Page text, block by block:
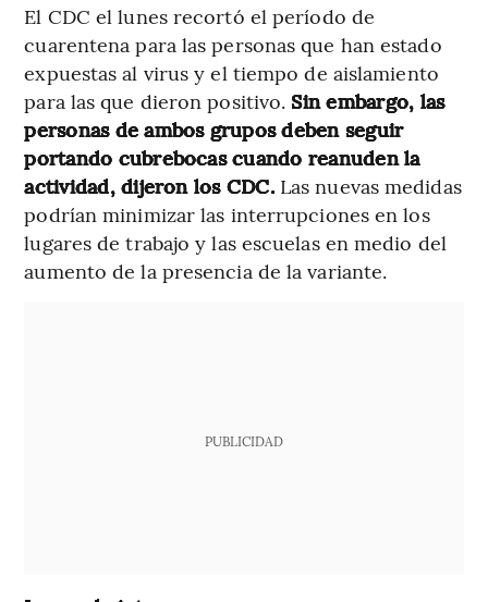
El CDC el lunes recortó el período de
cuarentena para las personas que han estado
expuestas al virus y el tiempo de aislamiento
para las que dieron positivo. Sin embargo, las
personas de ambos grupos deben seguir
portando cubrebocas cuando reanuden la
actividad, dijeron los CDC.Las nuevas medidas
podrían minimizar las interrupciones en los
lugares de trabajo y las escuelas en medio del
aumento de la presencia de la variante.
PUBLICIDAD